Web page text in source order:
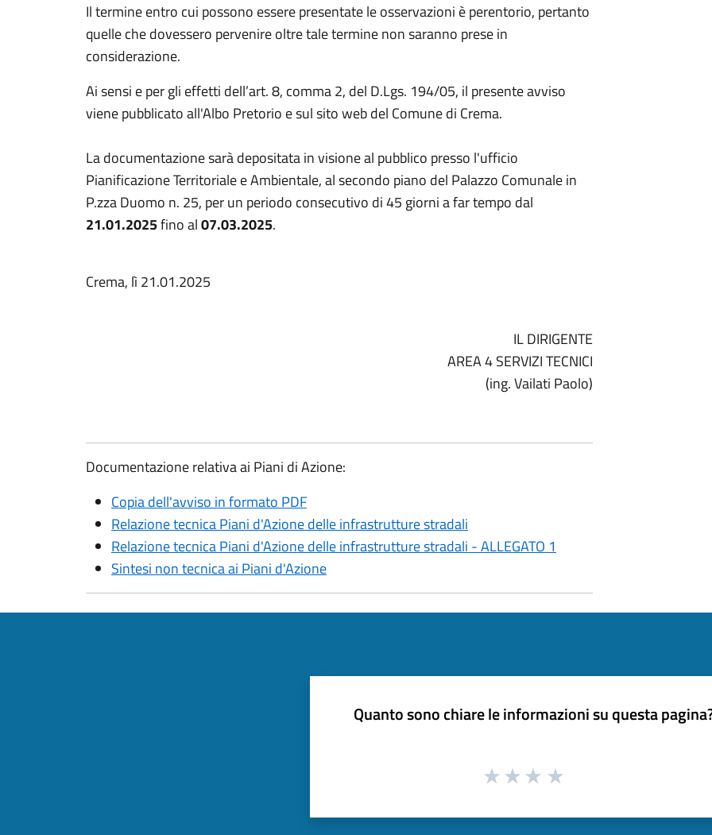
Il termine entro cui possono essere presentate le osservazioni è perentorio, pertanto
quelle che dovessero pervenire oltre tale termine non saranno prese in
considerazione.
Ai sensi e per gli effetti dell’art. 8, comma 2, del D.Lgs. 194/05, il presente avviso
viene pubblicato all'Albo Pretorio e sul sito web del Comune di Crema.
La documentazione sarà depositata in visione al pubblico presso l'ufficio
Pianificazione Territoriale e Ambientale, al secondo piano del Palazzo Comunale in
P.zza Duomo n. 25, per un periodo consecutivo di 45 giorni a far tempo dal
21.01.2025fino al07.03.2025.
Crema, lì 21.01.2025
IL DIRIGENTE
AREA 4 SERVIZI TECNICI
(ing. Vailati Paolo)
Documentazione relativa ai Piani di Azione:
Copia dell'avviso in formato PDF
Relazione tecnica Piani d'Azione delle infrastrutture stradali
Relazione tecnica Piani d'Azione delle infrastrutture stradali - ALLEGATO 1
Sintesi non tecnica ai Piani d'Azione
Quanto sono chiare le informazioni su questa